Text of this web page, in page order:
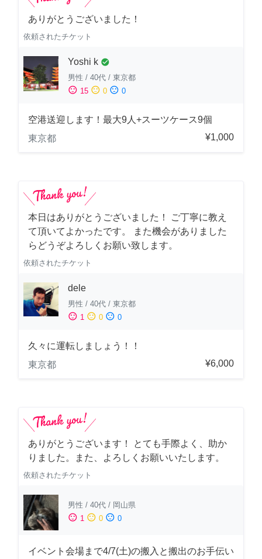
ありがとうございました！
依頼されたチケット
Yoshi k check_circle
男性 / 40代 / 東京都
sentiment_satisfied 15 sentiment_neutral 0 sentiment_dissatisfied 0
空港送迎します！最大9人+スーツケース9個
東京都
¥1,000
本日はありがとうございました！ ご丁寧に教え
て頂いてよかったです。 また機会がありました
らどうぞよろしくお願い致します。
依頼されたチケット
dele
男性 / 40代 / 東京都
sentiment_satisfied 1 sentiment_neutral 0 sentiment_dissatisfied 0
久々に運転しましょう！！
東京都
¥6,000
ありがとうございます！ とても手際よく、助か
りました。また、よろしくお願いいたします。
依頼されたチケット
男性 / 40代 / 岡山県
sentiment_satisfied 1 sentiment_neutral 0 sentiment_dissatisfied 0
イベント会場まで4/7(土)の搬入と搬出のお手伝い